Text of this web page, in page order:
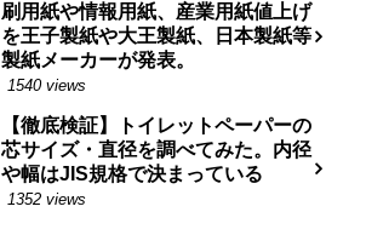
刷用紙や情報用紙、産業用紙値上げ
を王子製紙や大王製紙、日本製紙等
製紙メーカーが発表。
1540 views
【徹底検証】トイレットペーパーの
芯サイズ・直径を調べてみた。内径
や幅はJIS規格で決まっている
1352 views